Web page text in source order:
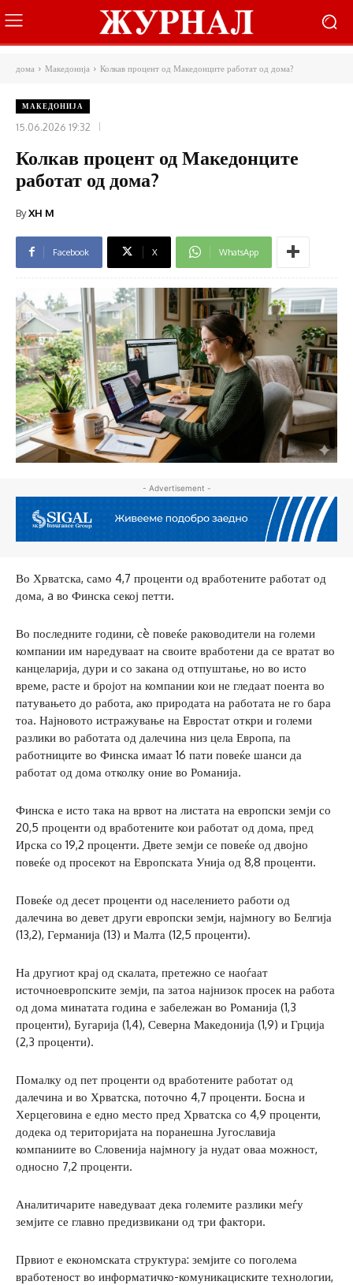
дома Македонија Колкав процент од Македонците работат од дома?
МАКЕДОНИЈА
15.06.2026 19:32
Колкав процент од Македонците
работат од дома?
ByXH M
Facebook X WhatsApp
- Advertisement -
Во Хрватска, само 4,7 проценти од вработените работат од
дома, a во Финска секој петти.
Во последните години, сè повеќе раководители на големи
компании им наредуваат на своите вработени да се вратат во
канцеларија, дури и со закана од отпуштање, но во исто
време, расте и бројот на компании кои не гледаат поента во
патувањето до работа, ако природата на работата не го бара
тоа. Најновото истражување на Евростат откри и големи
разлики во работата од далечина низ цела Европа, па
работниците во Финска имаат 16 пати повеќе шанси да
работат од дома отколку оние во Романија.
Финска е исто така на врвот на листата на европски земји со
20,5 проценти од вработените кои работат од дома, пред
Ирска со 19,2 проценти. Двете земји се повеќе од двојно
повеќе од просекот на Европската Унија од 8,8 проценти.
Повеќе од десет проценти од населението работи од
далечина во девет други европски земји, најмногу во Белгија
(13,2), Германија (13) и Малта (12,5 проценти).
На другиот крај од скалата, претежно се наоѓаат
источноевропските земји, па затоа најнизок просек на работа
од дома минатата година е забележан во Романија (1,3
проценти), Бугарија (1,4), Северна Македонија (1,9) и Грција
(2,3 проценти).
Помалку од пет проценти од вработените работат од
далечина и во Хрватска, поточно 4,7 проценти. Босна и
Херцеговина е едно место пред Хрватска со 4,9 проценти,
додека од територијата на поранешна Југославија
компаниите во Словенија најмногу ја нудат оваа можност,
односно 7,2 проценти.
Аналитичарите наведуваат дека големите разлики меѓу
земјите се главно предизвикани од три фактори.
Првиот е економската структура: земјите со поголема
вработеност во информатичко-комуникациските технологии,